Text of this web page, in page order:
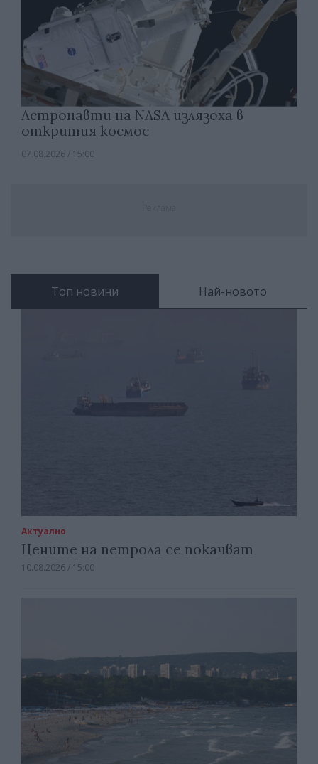
Астронавти на NASA излязоха в
открития космос
07.08.2026 / 15:00
Топ новини Най-новото
Актуално
Цените на петрола се покачват
10.08.2026 / 15:00